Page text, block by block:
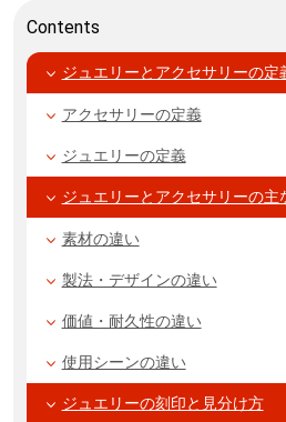
Contents
ジュエリーとアクセサリーの定
アクセサリーの定義
ジュエリーの定義
ジュエリーとアクセサリーの主
素材の違い
製法・デザインの違い
価値・耐久性の違い
使用シーンの違い
ジュエリーの刻印と見分け方